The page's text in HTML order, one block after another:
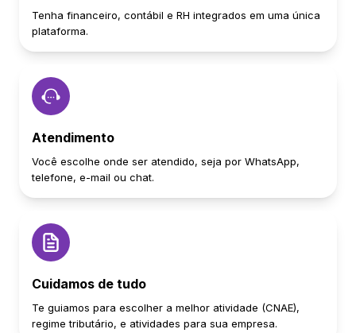
Tenha financeiro, contábil e RH integrados em uma única
plataforma.
Atendimento
Você escolhe onde ser atendido, seja por WhatsApp,
telefone, e-mail ou chat.
Cuidamos de tudo
Te guiamos para escolher a melhor atividade (CNAE),
regime tributário, e atividades para sua empresa.